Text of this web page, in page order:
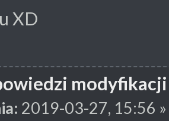
XD
modyfikacji
2019-03-27, 15:56 »